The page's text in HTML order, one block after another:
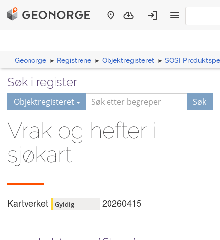
Geonorge Registrene Objektregisteret SOSI
Søk i register
Objektregisteret Søk
Vrak og hefter i
sjøkart
Kartverket Gyldig 20260415